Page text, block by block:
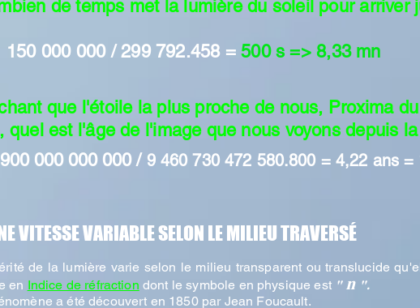
de temps met la lumière du soleil pour arriver
150 000 000 / 299 792.458 =500 s => 8,33 mn
que l'étoile la plus proche de nous, Proxima
quel est l'âge de l'image que nous voyons depuis la
000 000 000/ 9 460 730 472 580.800 = 4,22 ans =
VITESSE VARIABLE SELON LE MILIEU TRAVERSÉ
de la lumière varie selon le milieu transparent ou translucide
en Indice de réfraction dont le symbole en physique est " n".
a été découvert en 1850 par Jean Foucault.